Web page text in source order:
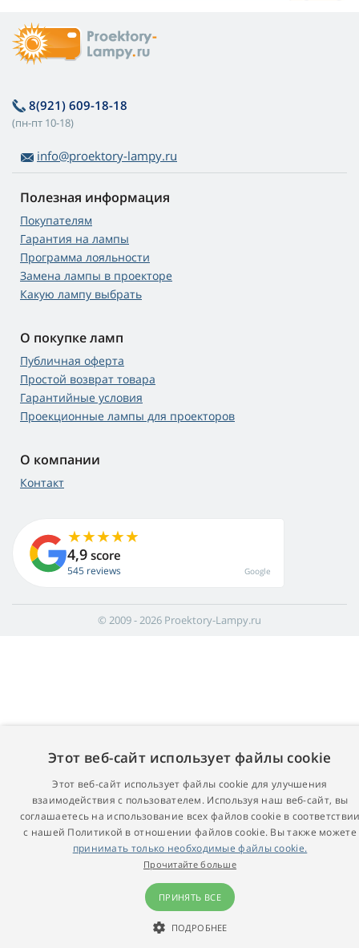
8(921) 609-18-18
(пн-пт 10-18)
info@proektory-lampy.ru
Полезная информация
Покупателям
Гарантия на лампы
Программа лояльности
Замена лампы в проекторе
Какую лампу выбрать
О покупке ламп
Публичная оферта
Простой возврат товара
Гарантийные условия
Проекционные лампы для проекторов
О компании
Контакт
4,9 score
545 reviews Google
© 2009 - 2026 Proektory-Lampy.ru
Этот веб-сайт использует файлы cookie
Этот веб-сайт использует файлы cookie для улучшения
взаимодействия с пользователем. Используя наш веб-сайт, вы
соглашаетесь на использование всех файлов cookie в
с нашей Политикой в ​​отношении файлов cookie. Вы также можете
принимать только необходимые файлы cookie.
Прочитайте больше
ПРИНЯТЬ ВСЕ
ПОДРОБНЕЕ